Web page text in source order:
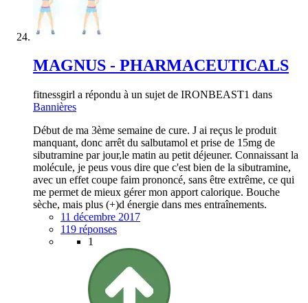
MAGNUS - PHARMACEUTICALS
fitnessgirl a répondu à un sujet de IRONBEAST1 dans
Bannières
Début de ma 3ème semaine de cure. J ai reçus le produit
manquant, donc arrêt du salbutamol et prise de 15mg de
sibutramine par jour,le matin au petit déjeuner. Connaissant la
molécule, je peus vous dire que c'est bien de la sibutramine,
avec un effet coupe faim prononcé, sans être extrême, ce qui
me permet de mieux gérer mon apport calorique. Bouche
sèche, mais plus (+)d énergie dans mes entraînements.
11 décembre 2017
119 réponses
1